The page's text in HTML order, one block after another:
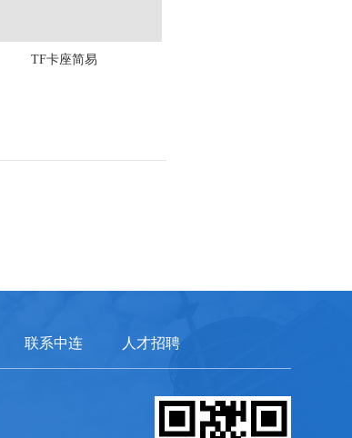
TF卡座简易
联系中连 人才招聘